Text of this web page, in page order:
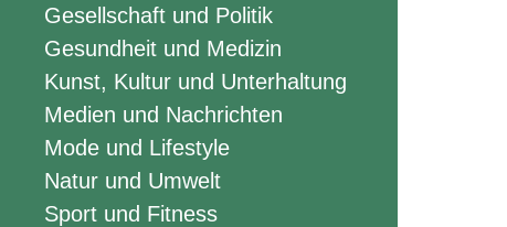
Gesellschaft und Politik
Gesundheit und Medizin
Kunst, Kultur und Unterhaltung
Medien und Nachrichten
Mode und Lifestyle
Natur und Umwelt
Sport und Fitness